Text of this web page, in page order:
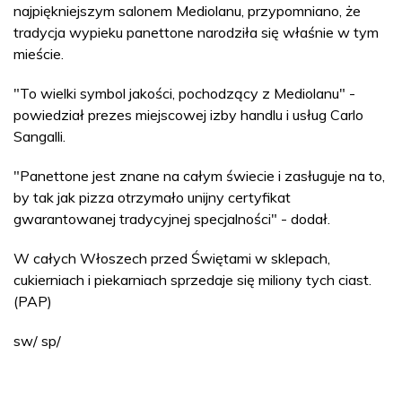
najpiękniejszym salonem Mediolanu, przypomniano, że
tradycja wypieku panettone narodziła się właśnie w tym
mieście.
"To wielki symbol jakości, pochodzący z Mediolanu" -
powiedział prezes miejscowej izby handlu i usług Carlo
Sangalli.
"Panettone jest znane na całym świecie i zasługuje na to,
by tak jak pizza otrzymało unijny certyfikat
gwarantowanej tradycyjnej specjalności" - dodał.
W całych Włoszech przed Świętami w sklepach,
cukierniach i piekarniach sprzedaje się miliony tych ciast.
(PAP)
sw/ sp/